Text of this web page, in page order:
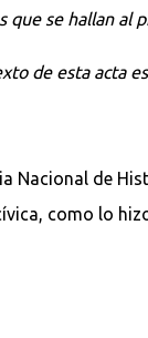
que se hallan al
de esta acta
Nacional de
como lo